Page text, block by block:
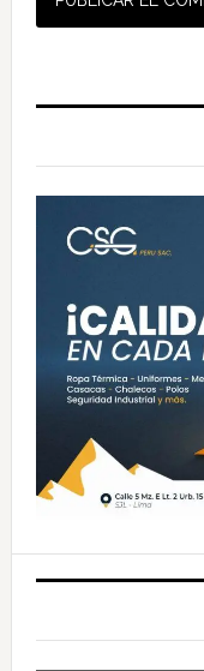
Barra
principal